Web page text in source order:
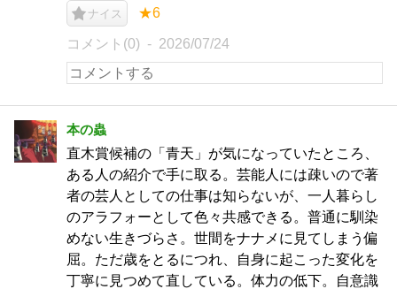
ナイス ★6
コメント(0) 2026/07/24
本の蟲
直木賞候補の「青天」が気になっていたところ、
ある人の紹介で手に取る。芸能人には疎いので著
者の芸人としての仕事は知らないが、一人暮らし
のアラフォーとして色々共感できる。普通に馴染
めない生きづらさ。世間をナナメに見てしまう偏
屈。ただ歳をとるにつれ、自身に起こった変化を
丁寧に見つめて直している。体力の低下。自意識